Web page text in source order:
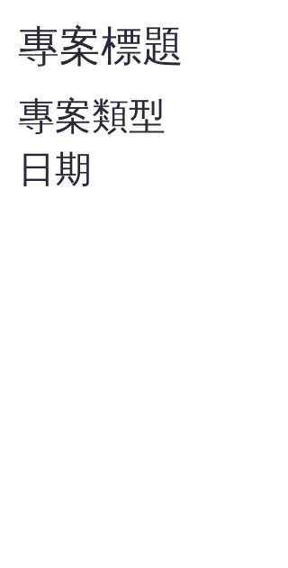
專案標題
專案類型
日期